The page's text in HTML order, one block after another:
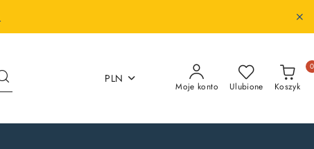
PLN
Moje konto Ulubione Koszyk
0